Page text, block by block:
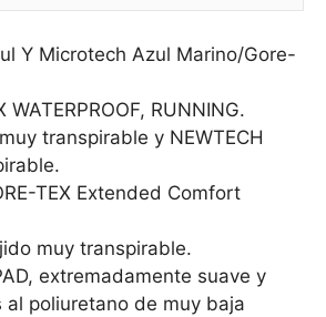
Y Microtech Azul Marino/Gore-
WATERPROOF, RUNNING.
transpirable y NEWTECH
TEX Extended Comfort
muy transpirable.
extremadamente suave y
al poliuretano de muy baja